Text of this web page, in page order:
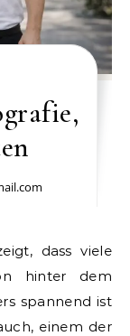
hinter dem
spannend ist
einem der